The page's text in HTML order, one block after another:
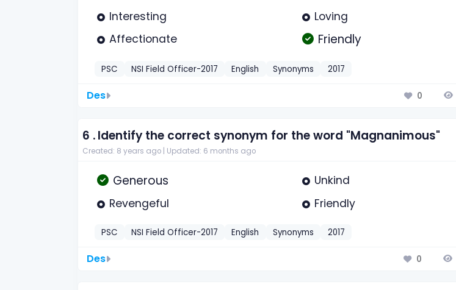
Interesting
Loving
Affectionate
Friendly
PSC NSI Field Officer-2017 English Synonyms 2017
Des 0
6 .Identify the correct synonym for the word "Magnanimous"
Created: 8 years ago | Updated: 6 months ago
Generous
Unkind
Revengeful
Friendly
PSC NSI Field Officer-2017 English Synonyms 2017
Des 0